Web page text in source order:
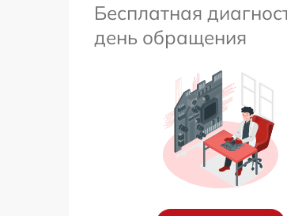
Бесплатная
день обращения